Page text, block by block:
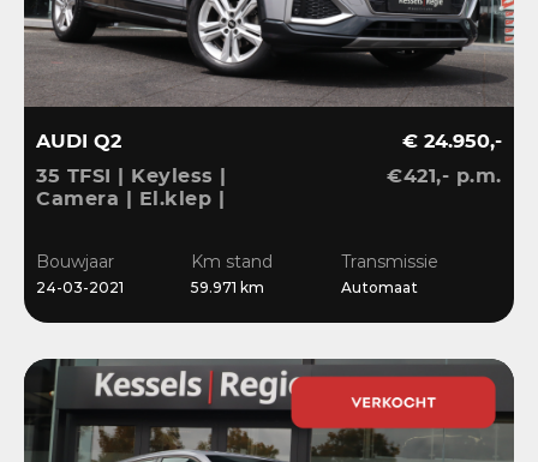
AUDI Q2
35 TFSI | Keyless |
Camera | El.klep |
€ 24.950,-
€421,- p.m.
Bouwjaar
24-03-2021
Km stand
59.971 km
Transmissie
Automaat